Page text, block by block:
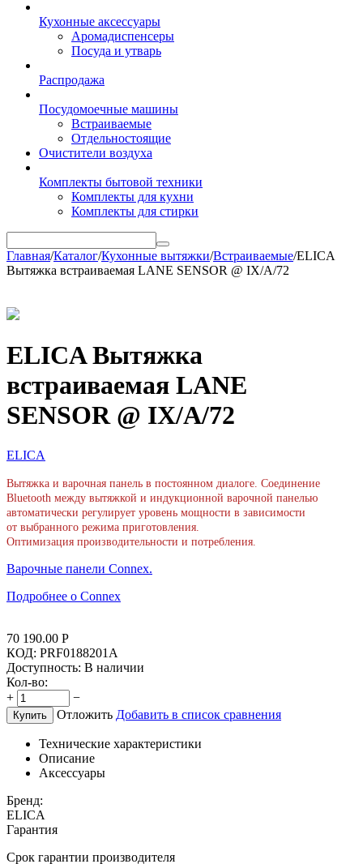
Кухонные аксессуары
Аромадиспенсеры
Посуда и утварь
Распродажа
Посудомоечные машины
Встраиваемые
Отдельностоящие
Очистители воздуха
Комплекты бытовой техники
Комплекты для кухни
Комплекты для стирки
Главная/Каталог/Кухонные вытяжки/Встраиваемые/ELICA
Вытяжка встраиваемая LANE SENSOR @ IX/A/72
ELICA Вытяжка
встраиваемая LANE
SENSOR @ IX/A/72
ELICA
Вытяжка и варочная панель в постоянном диалоге. Соединение
Bluetooth между вытяжкой и индукционной варочной панелью
автоматически регулирует уровень мощности в зависимости
от выбранного режима приготовления.
Оптимизация производительности и потребления.
Варочные панели Connex.
Подробнее о Сonnex
70 190.00 Р
КОД: PRF0188201A
Доступность: В наличии
Кол-во:
+
−
Купить Отложить Добавить в список сравнения
Технические характеристики
Описание
Аксессуары
Бренд:
ELICA
Гарантия
Срок гарантии производителя